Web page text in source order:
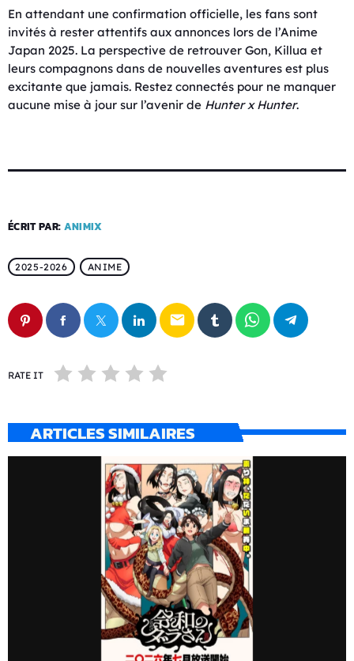
En attendant une confirmation officielle, les fans sont
invités à rester attentifs aux annonces lors de l’Anime
Japan 2025. La perspective de retrouver Gon, Killua et
leurs compagnons dans de nouvelles aventures est plus
excitante que jamais. Restez connectés pour ne manquer
aucune mise à jour sur l’avenir de Hunter x Hunter.
ÉCRIT PAR: ANIMIX
2025-2026 ANIME
email
RATE IT
ARTICLES SIMILAIRES